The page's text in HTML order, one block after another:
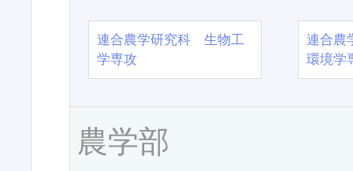
連合農学研究科 生物工
学専攻
連合農
環境学
農学部